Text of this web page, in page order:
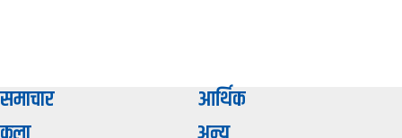
समाचार
आर्थिक